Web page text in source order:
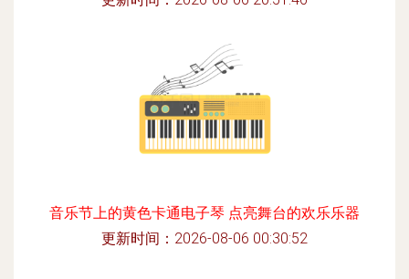
音乐节上的黄色卡通电子琴 点亮舞台的欢乐乐器
更新时间：2026-08-06 00:30:52